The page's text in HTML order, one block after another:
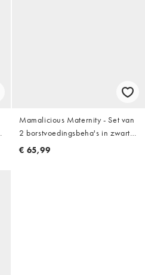
Mamalicious Maternity - Set van
2 borstvoedingsbeha's in zwart
en beige
€ 65,99